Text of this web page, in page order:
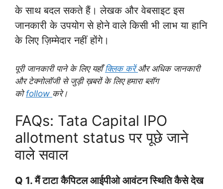
के साथ बदल सकते हैं। लेखक और वेबसाइट इस
जानकारी के उपयोग से होने वाले किसी भी लाभ या हानि
के लिए ज़िम्मेदार नहीं होंगे।
पूरी जानकारी पाने के लिए यहाँक्लिक करेंऔर अधिक जानकारी
और टेक्नोलॉजी से जुड़ी ख़बरों के लिए हमारा ब्लॉग
कोfollow करे।
FAQs: Tata Capital IPO
allotment status पर पूछे जाने
वाले सवाल
Q 1.मैं टाटा कैपिटल आईपीओ आवंटन स्थिति कैसे देख